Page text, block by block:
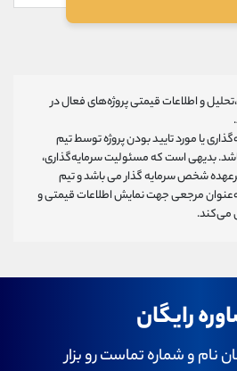
و اطلاعات قیمتی پروژه‌های فعال در
یا مورد تایید بودن پروژه توسط تیم
بدیهی است که مسئولیت سرمایه‌گذاری،
شخص سرمایه گذار می باشد و تیم
مرجعی جهت نمایش اطلاعات قیمتی و
می‌کند.
رایگان
نام و شماره تماست رو بزار